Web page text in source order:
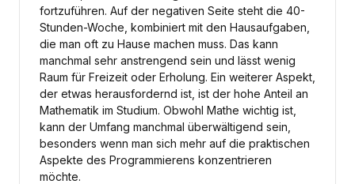
fortzuführen. Auf der negativen Seite steht die 40-
Stunden-Woche, kombiniert mit den Hausaufgaben,
die man oft zu Hause machen muss. Das kann
manchmal sehr anstrengend sein und lässt wenig
Raum für Freizeit oder Erholung. Ein weiterer Aspekt,
der etwas herausfordernd ist, ist der hohe Anteil an
Mathematik im Studium. Obwohl Mathe wichtig ist,
kann der Umfang manchmal überwältigend sein,
besonders wenn man sich mehr auf die praktischen
Aspekte des Programmierens konzentrieren
möchte.